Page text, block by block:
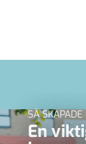
SÅ
En